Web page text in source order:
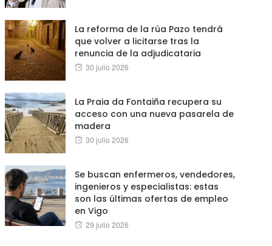
La reforma de la rúa Pazo tendrá
que volver a licitarse tras la
renuncia de la adjudicataria
Posted
30 julio 2026
La Praia da Fontaiña recupera su
acceso con una nueva pasarela de
madera
Posted
30 julio 2026
Se buscan enfermeros, vendedores,
ingenieros y especialistas: estas
son las últimas ofertas de empleo
en Vigo
Posted
29 julio 2026